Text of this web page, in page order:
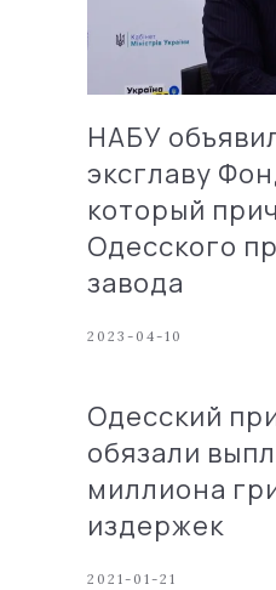
НАБУ
эксглаву
который
Одесского
завода
2023-04-10
Одесский
обязали
миллиона
издержек
2021-01-21